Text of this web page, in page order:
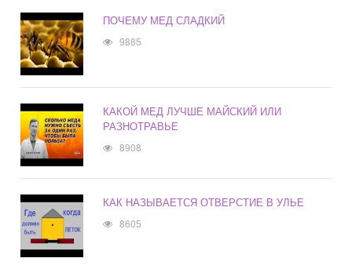
ПОЧЕМУ МЕД СЛАДКИЙ
9885
КАКОЙ МЕД ЛУЧШЕ МАЙСКИЙ ИЛИ
РАЗНОТРАВЬЕ
8908
КАК НАЗЫВАЕТСЯ ОТВЕРСТИЕ В УЛЬЕ
8605